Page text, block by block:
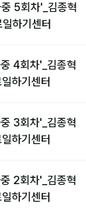
5회차'_김종혁
하기센터
4회차'_김종혁
하기센터
3회차'_김종혁
하기센터
2회차'_김종혁
하기센터